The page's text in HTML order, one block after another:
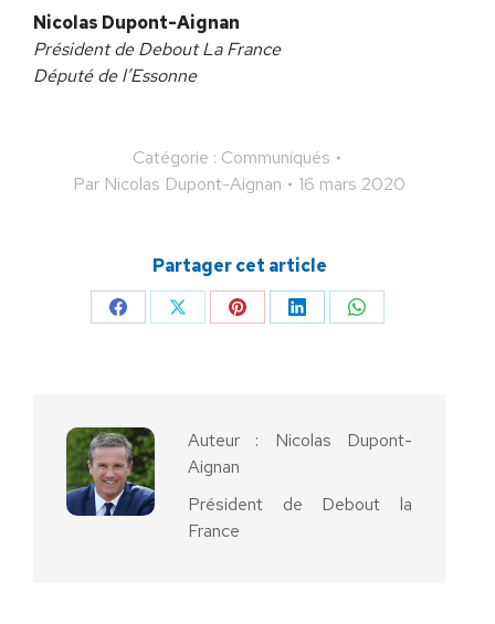
Nicolas Dupont-Aignan
Président de Debout La France
Député de l’Essonne
Catégorie : Communiqués
Par Nicolas Dupont-Aignan 16 mars 2020
Partager cet article
PartagerPartagerPartagerPartagerPartager
Auteur : Nicolas Dupont-
Aignan
Président de Debout la
France